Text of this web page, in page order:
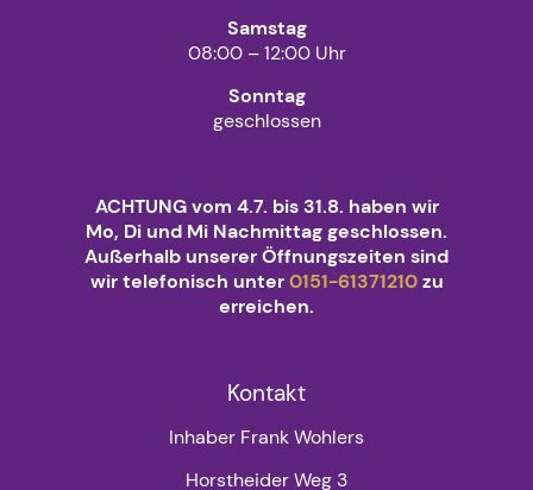
Samstag
08:00 – 12:00 Uhr
Sonntag
geschlossen
ACHTUNG vom 4.7. bis 31.8. haben wir
Mo, Di und Mi Nachmittag geschlossen.
Außerhalb unserer Öffnungszeiten sind
wir telefonisch unter0151-61371210zu
erreichen.
Kontakt
Inhaber Frank Wohlers
Horstheider Weg 3